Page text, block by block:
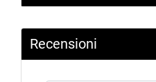
Recensioni